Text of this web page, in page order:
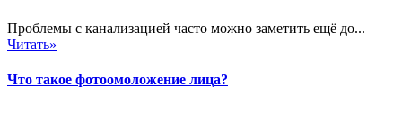
Проблемы с канализацией часто можно заметить ещё до...
Читать»
Что такое фотоомоложение лица?